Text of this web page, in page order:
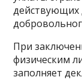
действующих
При
физическим
заполняет